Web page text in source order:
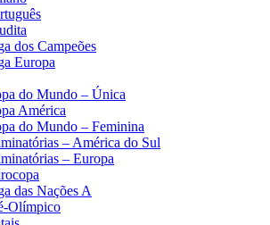
dos Campeões
Europa
do Mundo – Única
América
do Mundo – Feminina
– América do Sul
– Europa
das Nações A
Olímpico